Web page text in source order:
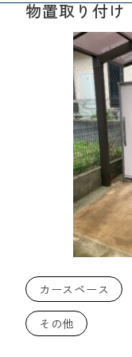
物置取り付け
カースペース
その他